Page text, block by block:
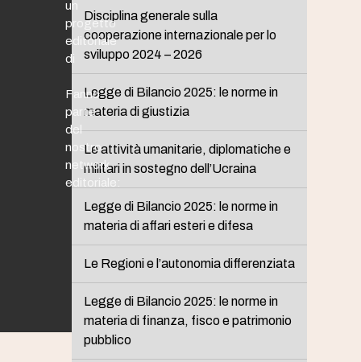
Disciplina generale sulla
cooperazione internazionale per lo
sviluppo 2024 – 2026
Legge di Bilancio 2025: le norme in
materia di giustizia
Le attività umanitarie, diplomatiche e
militari in sostegno dell’Ucraina
Legge di Bilancio 2025: le norme in
materia di affari esteri e difesa
Le Regioni e l’autonomia differenziata
Legge di Bilancio 2025: le norme in
materia di finanza, fisco e patrimonio
pubblico
un
progetto
editoriale
di
Fanno
parte
del
nostro
network
editoriale: